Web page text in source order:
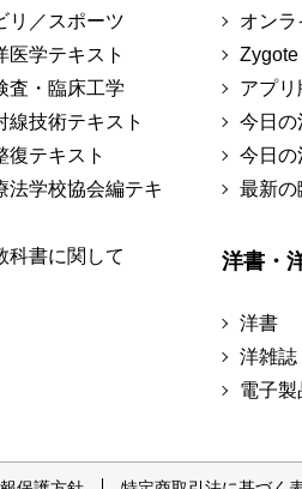
リ／スポーツ
医学テキスト
査・臨床工学
線技術テキスト
復テキスト
法学校協会編テキ
科書に関して
オン
Zygote
アプ
今日の
今日の
最新の
洋書・
洋書
洋雑誌
電子製